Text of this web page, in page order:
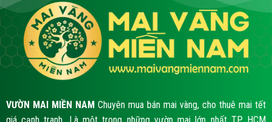
VƯỜN MAI MIỀN NAM Chuyên mua bán mai vàng, cho thuê mai tết